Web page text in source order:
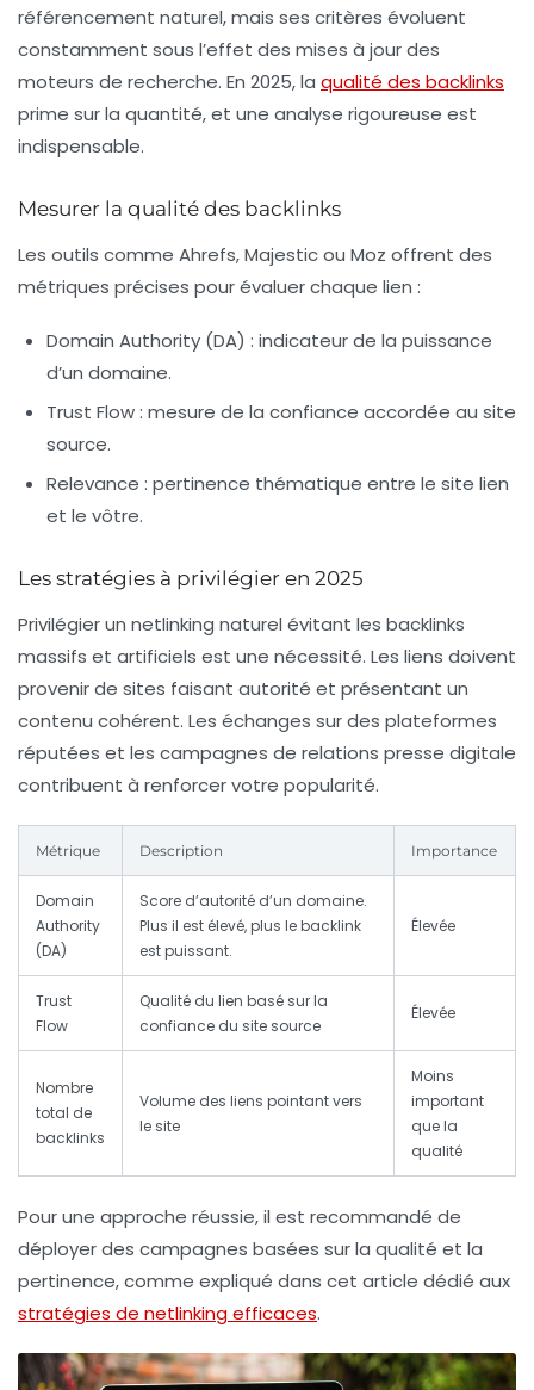
référencement naturel, mais ses critères évoluent
constamment sous l’effet des mises à jour des
moteurs de recherche. En 2025, la qualité des backlinks
prime sur la quantité, et une analyse rigoureuse est
indispensable.
Mesurer la qualité des backlinks
Les outils comme Ahrefs,Majesticou Moz offrent des
métriques précises pour évaluer chaque lien :
Domain Authority (DA) : indicateur de la puissance
d’un domaine.
Trust Flow : mesure de la confiance accordée au site
source.
Relevance : pertinence thématique entre le site lien
et le vôtre.
Les stratégies à privilégier en 2025
Privilégier un netlinking naturel évitant les backlinks
massifs et artificiels est une nécessité. Les liens doivent
provenir de sites faisant autorité et présentant un
contenu cohérent. Les échanges sur des plateformes
réputées et les campagnes de relations presse digitale
contribuent à renforcer votre popularité.
Métrique Description Importance
Domain
Authority
(DA)
Score d’autorité d’un domaine.
Plus il est élevé, plus le backlink
est puissant.
Élevée
Trust
Flow
Qualité du lien basé sur la
confiance du site source
Élevée
Nombre
total de
backlinks
Volume des liens pointant vers
le site
Moins
important
que la
qualité
Pour une approche réussie, il est recommandé de
déployer des campagnes basées sur la qualité et la
pertinence, comme expliqué dans cet article dédié aux
stratégies de netlinking efficaces.